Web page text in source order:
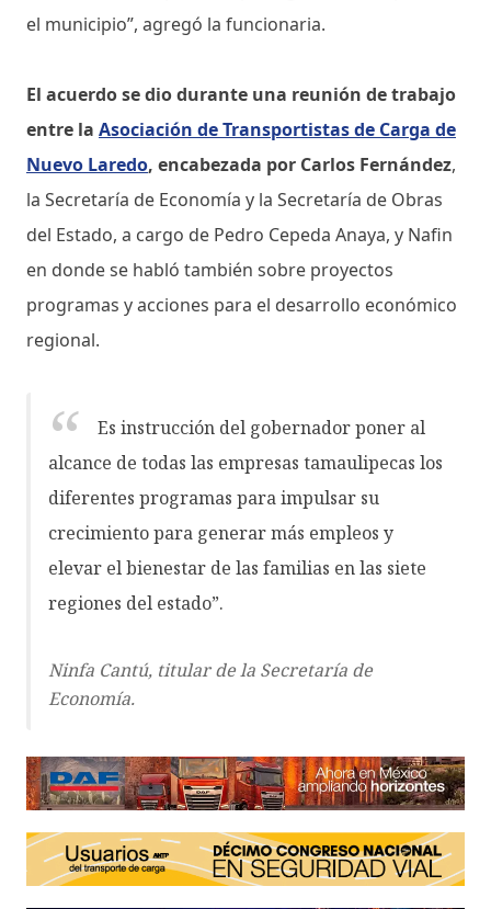
el municipio”, agregó la funcionaria.
El acuerdo se dio durante una reunión de trabajo
entre la Asociación de Transportistas de Carga de
Nuevo Laredo, encabezada por Carlos Fernández,
la Secretaría de Economía y la Secretaría de Obras
del Estado, a cargo de Pedro Cepeda Anaya, y Nafin
en donde se habló también sobre proyectos
programas y acciones para el desarrollo económico
regional.
Es instrucción del gobernador poner al
alcance de todas las empresas tamaulipecas los
diferentes programas para impulsar su
crecimiento para generar más empleos y
elevar el bienestar de las familias en las siete
regiones del estado”.
Ninfa Cantú, titular de la Secretaría de
Economía.